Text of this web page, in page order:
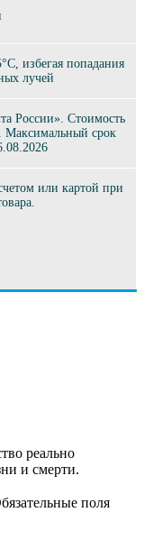
избегая попадания
лучей
России». Стоимость
Максимальный срок
или картой при
реально
и смерти.
поля